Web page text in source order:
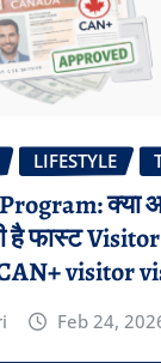
LIFESTYLE
क्या
है फास्ट
visitor
Feb 24,